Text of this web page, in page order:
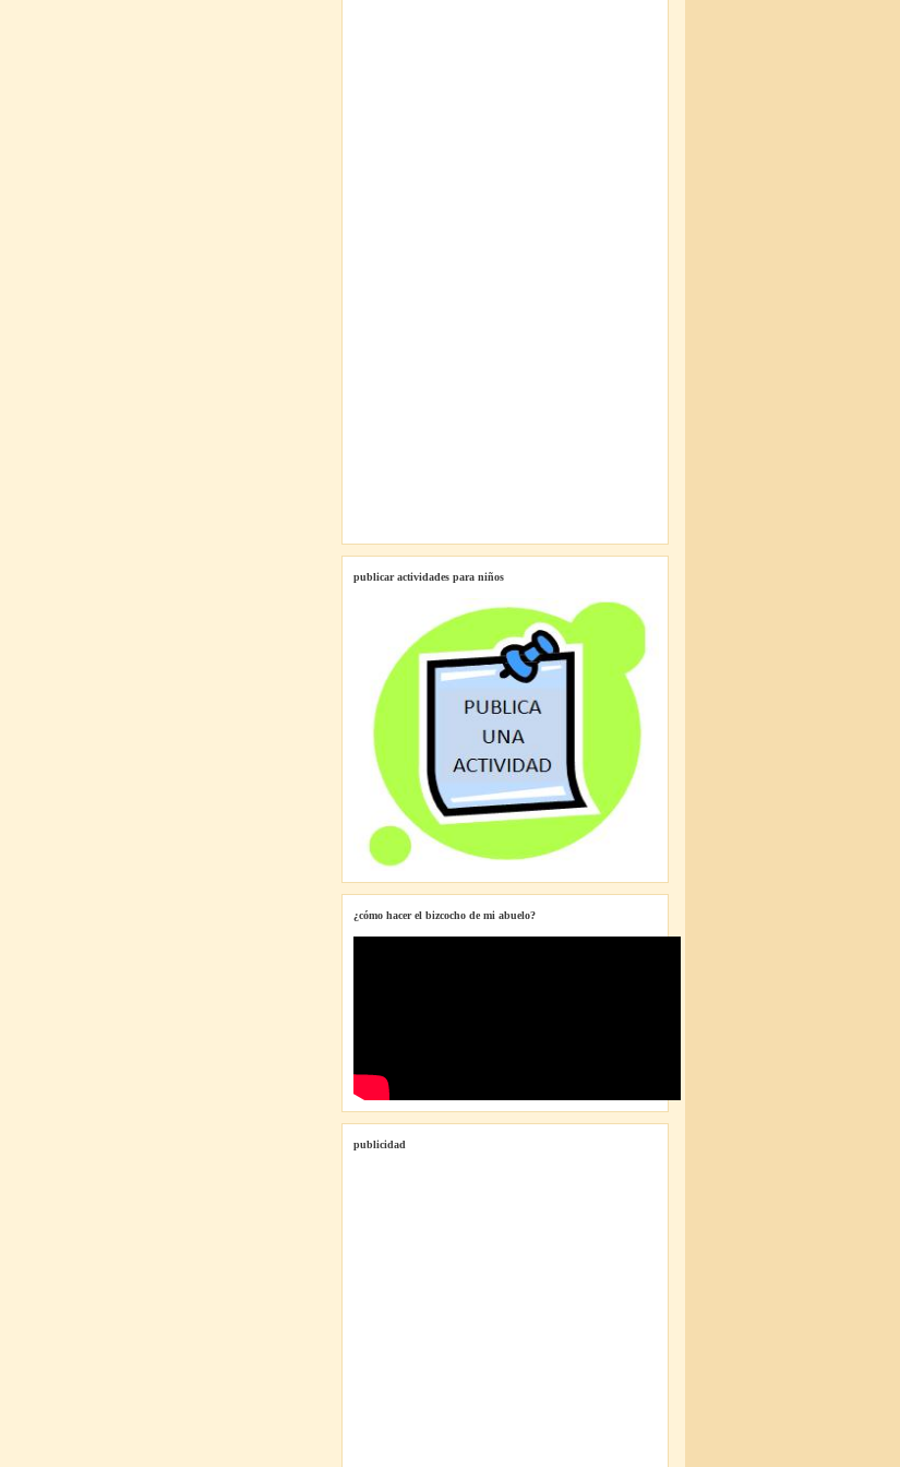
publicar actividades para niños
¿cómo hacer el bizcocho de mi abuelo?
publicidad